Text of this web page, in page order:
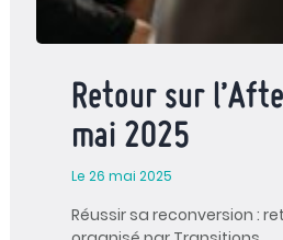
Retour sur
mai 2025
Le 26 mai 2025
Réussir sa reconversion :